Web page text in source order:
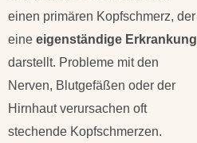
einen primären Kopfschmerz, der
eine eigenständige Erkrankung
darstellt. Probleme mit den
Nerven, Blutgefäßen oder der
Hirnhaut verursachen oft
stechende Kopfschmerzen.